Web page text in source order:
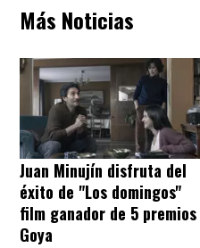
Más Noticias
Juan Minujín disfruta del
éxito de "Los domingos"
film ganador de 5 premios
Goya